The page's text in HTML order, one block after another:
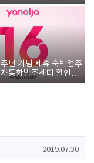
년 기념 제휴 숙박업주
통합발주센터 할인쿠
2019.07.30